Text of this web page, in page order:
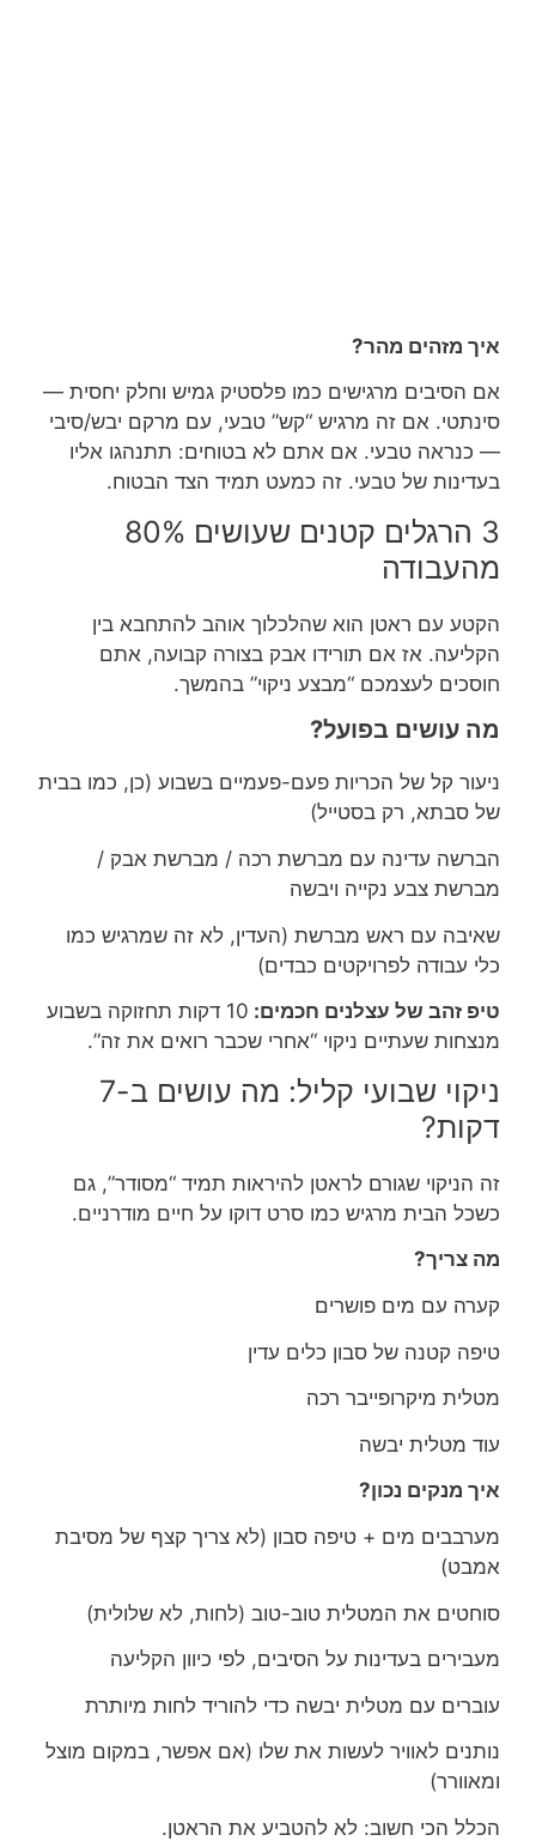
איך מזהים מהר?
אם הסיבים מרגישים כמו פלסטיק גמיש וחלק יחסית —
סינתטי. אם זה מרגיש “קש” טבעי, עם מרקם יבש/סיבי
— כנראה טבעי. אם אתם לא בטוחים: תתנהגו אליו
בעדינות של טבעי. זה כמעט תמיד הצד הבטוח.
3 הרגלים קטנים שעושים 80%
מהעבודה
הקטע עם ראטן הוא שהלכלוך אוהב להתחבא בין
הקליעה. אז אם תורידו אבק בצורה קבועה, אתם
חוסכים לעצמכם “מבצע ניקוי” בהמשך.
מה עושים בפועל?
ניעור קל של הכריות פעם-פעמיים בשבוע (כן, כמו בבית
של סבתא, רק בסטייל)
הברשה עדינה עם מברשת רכה / מברשת אבק /
מברשת צבע נקייה ויבשה
שאיבה עם ראש מברשת (העדין, לא זה שמרגיש כמו
כלי עבודה לפרויקטים כבדים)
טיפ זהב של עצלנים חכמים:
10 דקות תחזוקה בשבוע
מנצחות שעתיים ניקוי “אחרי שכבר רואים את זה”.
ניקוי שבועי קליל: מה עושים ב-7
דקות?
זה הניקוי שגורם לראטן להיראות תמיד “מסודר”, גם
כשכל הבית מרגיש כמו סרט דוקו על חיים מודרניים.
מה צריך?
קערה עם מים פושרים
טיפה קטנה של סבון כלים עדין
מטלית מיקרופייבר רכה
עוד מטלית יבשה
איך מנקים נכון?
מערבבים מים + טיפה סבון (לא צריך קצף של מסיבת
אמבט)
סוחטים את המטלית טוב-טוב (לחות, לא שלולית)
מעבירים בעדינות על הסיבים, לפי כיוון הקליעה
עוברים עם מטלית יבשה כדי להוריד לחות מיותרת
נותנים לאוויר לעשות את שלו (אם אפשר, במקום מוצל
ומאוורר)
הכלל הכי חשוב: לא להטביע את הראטן.